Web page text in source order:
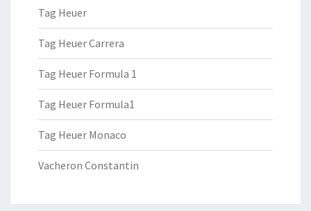
Tag Heuer
Tag Heuer Carrera
Tag Heuer Formula 1
Tag Heuer Formula1
Tag Heuer Monaco
Vacheron Constantin